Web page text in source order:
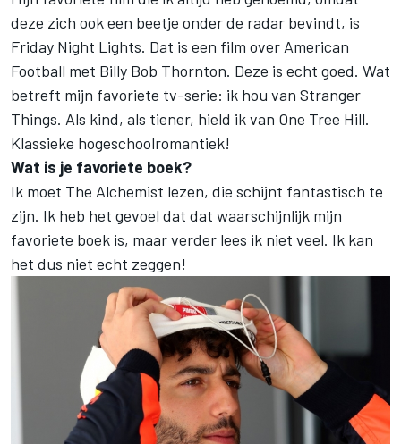
deze zich ook een beetje onder de radar bevindt, is
Friday Night Lights. Dat is een film over American
Football met Billy Bob Thornton. Deze is echt goed. Wat
betreft mijn favoriete tv-serie: ik hou van Stranger
Things. Als kind, als tiener, hield ik van One Tree Hill.
Klassieke hogeschoolromantiek!
Wat is je favoriete boek?
Ik moet The Alchemist lezen, die schijnt fantastisch te
zijn. Ik heb het gevoel dat dat waarschijnlijk mijn
favoriete boek is, maar verder lees ik niet veel. Ik kan
het dus niet echt zeggen!